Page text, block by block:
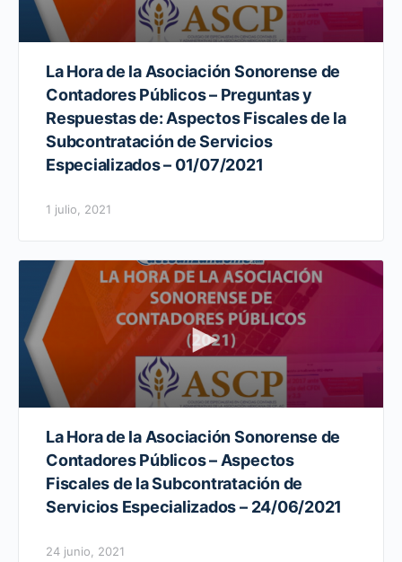
La Hora de la Asociación Sonorense de
Contadores Públicos – Preguntas y
Respuestas de: Aspectos Fiscales de la
Subcontratación de Servicios
Especializados – 01/07/2021
1 julio, 2021
La Hora de la Asociación Sonorense de
Contadores Públicos – Aspectos
Fiscales de la Subcontratación de
Servicios Especializados – 24/06/2021
24 junio, 2021